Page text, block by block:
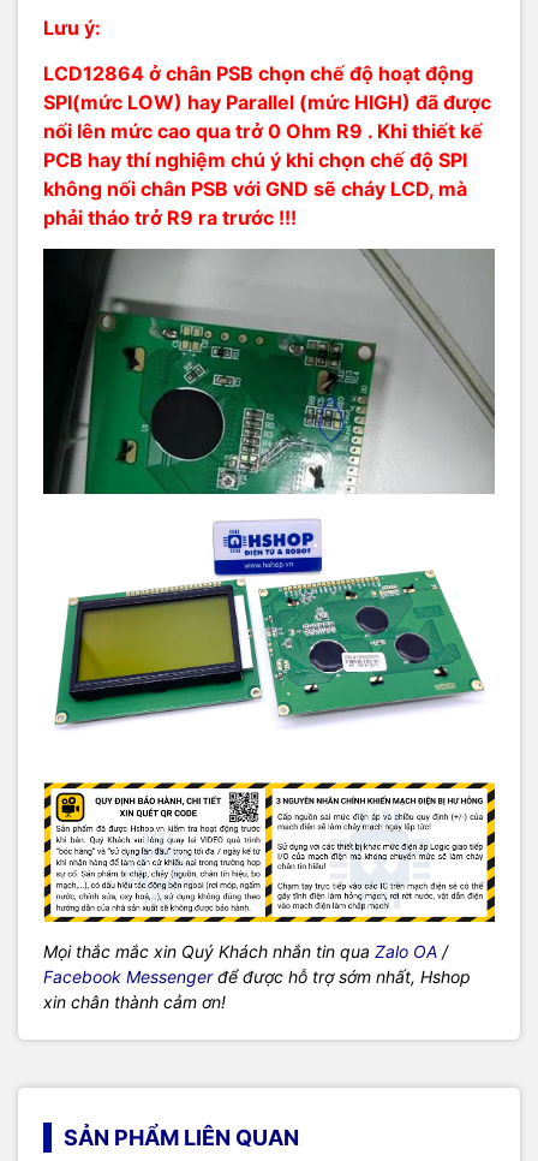
Lưu ý:
LCD12864 ở chân PSB chọn chế độ hoạt động
SPI(mức LOW) hay Parallel (mức HIGH) đã được
nối lên mức cao qua trở 0 Ohm R9 . Khi thiết kế
PCB hay thí nghiệm chú ý khi chọn chế độ SPI
không nối chân PSB với GND sẽ cháy LCD, mà
phải tháo trở R9 ra trước !!!
Mọi thắc mắc xin Quý Khách nhắn tin qua Zalo OA /
Facebook Messengerđể được hỗ trợ sớm nhất, Hshop
xin chân thành cảm ơn!
SẢN PHẨM LIÊN QUAN